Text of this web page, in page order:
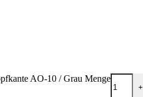
AO-10 / Grau Menge
+